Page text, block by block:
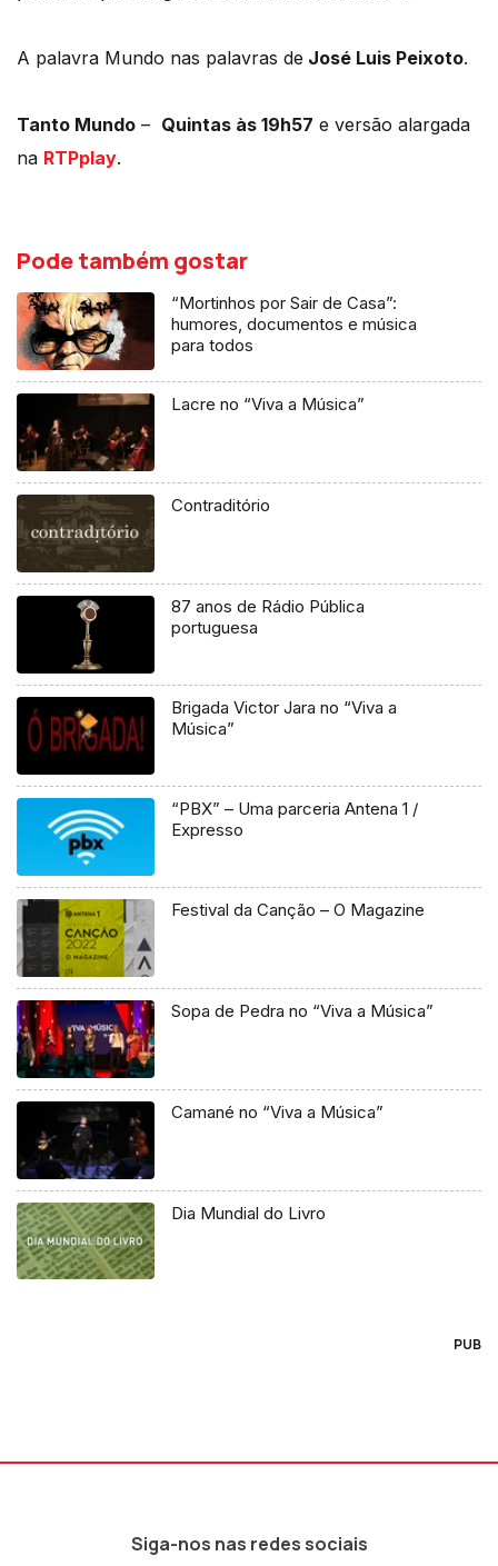
A palavra Mundo nas palavras de José Luis Peixoto.
Tanto Mundo – Quintas às 19h57 e versão alargada
na RTPplay.
Pode também gostar
“Mortinhos por Sair de Casa”:
humores, documentos e música
para todos
Lacre no “Viva a Música”
Contraditório
87 anos de Rádio Pública
portuguesa
Brigada Victor Jara no “Viva a
Música”
“PBX” – Uma parceria Antena 1 /
Expresso
Festival da Canção – O Magazine
Sopa de Pedra no “Viva a Música”
Camané no “Viva a Música”
Dia Mundial do Livro
PUB
Siga-nos nas redes sociais